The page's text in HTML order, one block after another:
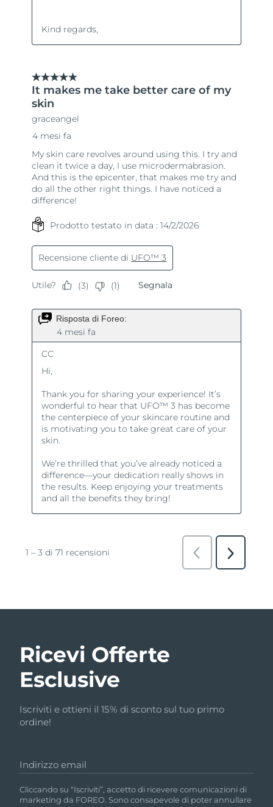
Ricevi Offerte
Esclusive
Iscriviti e ottieni il 15% di sconto sul tuo primo
ordine!
Indirizzo email
Cliccando su “Iscriviti”, accetto di ricevere comunicazioni di
marketing da FOREO. Sono consapevole di poter annullare